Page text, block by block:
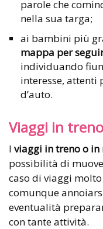
parole che
nella sua targa;
ai bambini più
mappa per
individuando
interesse, attenti
d’auto.
Viaggi in
I viaggi in treno o in
possibilità di
caso di viaggi
comunque
eventualità
con tante attività.